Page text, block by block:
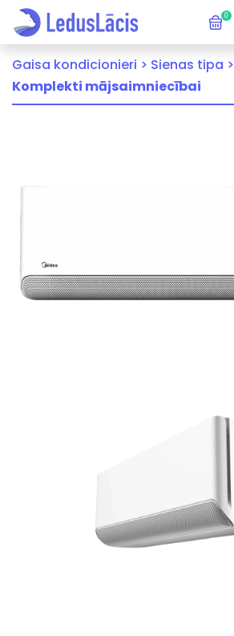
0
Gaisa kondicionieri > Sienas tipa >
Komplekti mājsaimniecībai